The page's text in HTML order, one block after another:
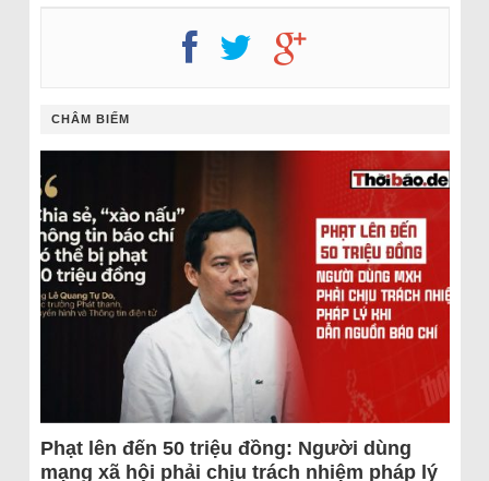
CHÂM BIẾM
Phạt lên đến 50 triệu đồng: Người dùng
mạng xã hội phải chịu trách nhiệm pháp lý